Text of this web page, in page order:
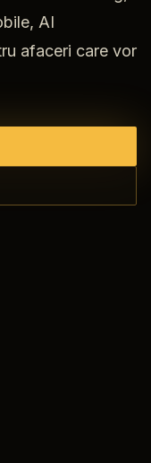
AI
afaceri care vor